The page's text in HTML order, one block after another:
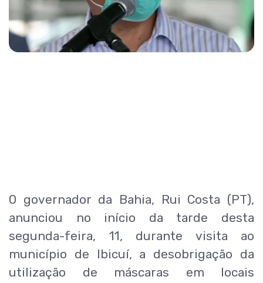
O governador da Bahia, Rui Costa (PT),
anunciou no início da tarde desta
segunda-feira, 11, durante visita ao
município de Ibicuí, a desobrigação da
utilização de máscaras em locais